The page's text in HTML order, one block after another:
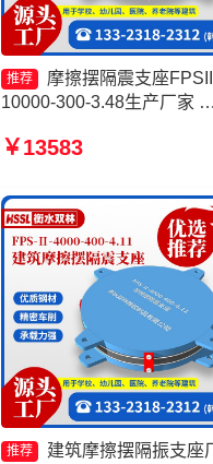
推荐
摩擦摆隔震支座
10000-300-3.48生产厂家
擦摆隔震支座FPSII-6000-
支座FPSII-2000-350-3.81
￥13583
推荐
建筑摩擦摆隔振支座